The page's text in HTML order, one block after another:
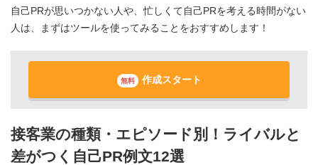
自己PRが思いつかない人や、忙しくて自己PRを考える時間がない
人は、まずはツールを使ってみることをおすすめします！
無料 作成スタート
接客業の種類・エピソード別！ライバルと
差がつく自己PR例文12選